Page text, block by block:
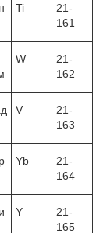
Ti
21-
161
W
21-
162
V
21-
163
Yb
21-
164
Y
21-
165